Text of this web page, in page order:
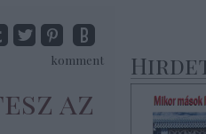
komment
az